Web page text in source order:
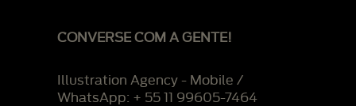
CONVERSE COM A GENTE!
Illustration Agency - Mobile /
WhatsApp: + 55 11 99605-7464